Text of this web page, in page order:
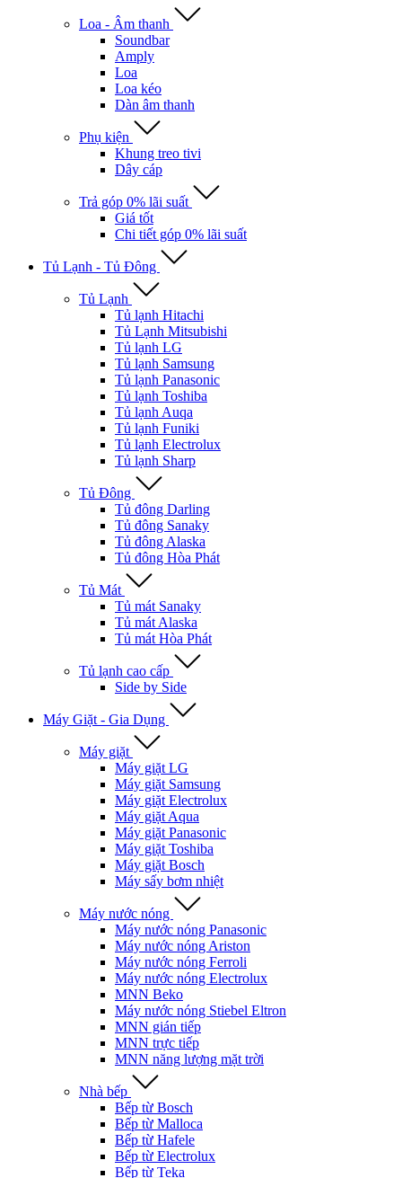
Loa - Âm thanh
Soundbar
Amply
Loa
Loa kéo
Dàn âm thanh
Phụ kiện
Khung treo tivi
Dây cáp
Trả góp 0% lãi suất
Giá tốt
Chi tiết góp 0% lãi suất
Tủ Lạnh - Tủ Đông
Tủ Lạnh
Tủ lạnh Hitachi
Tủ Lạnh Mitsubishi
Tủ lạnh LG
Tủ lạnh Samsung
Tủ lạnh Panasonic
Tủ lạnh Toshiba
Tủ lạnh Auqa
Tủ lạnh Funiki
Tủ lạnh Electrolux
Tủ lạnh Sharp
Tủ Đông
Tủ đông Darling
Tủ đông Sanaky
Tủ đông Alaska
Tủ đông Hòa Phát
Tủ Mát
Tủ mát Sanaky
Tủ mát Alaska
Tủ mát Hòa Phát
Tủ lạnh cao cấp
Side by Side
Máy Giặt - Gia Dụng
Máy giặt
Máy giặt LG
Máy giặt Samsung
Máy giặt Electrolux
Máy giặt Aqua
Máy giặt Panasonic
Máy giặt Toshiba
Máy giặt Bosch
Máy sấy bơm nhiệt
Máy nước nóng
Máy nước nóng Panasonic
Máy nước nóng Ariston
Máy nước nóng Ferroli
Máy nước nóng Electrolux
MNN Beko
Máy nước nóng Stiebel Eltron
MNN gián tiếp
MNN trực tiếp
MNN năng lượng mặt trời
Nhà bếp
Bếp từ Bosch
Bếp từ Malloca
Bếp từ Hafele
Bếp từ Electrolux
Bếp từ Teka